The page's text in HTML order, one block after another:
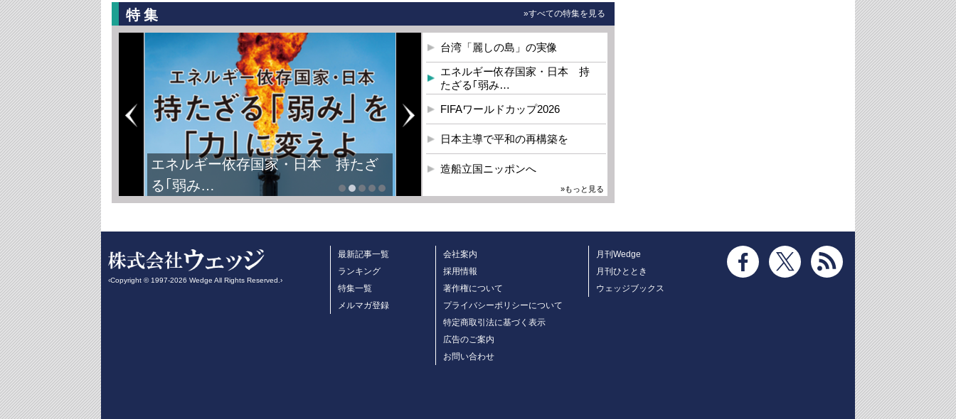
特集 »すべての特集を見る
エネルギー依存国家・日本 持たざ
る｢弱み…
台湾「麗しの島」の実像
エネルギー依存国家・日本 持
たざる｢弱み…
FIFAワールドカップ2026
日本主導で平和の再構築を
造船立国ニッポンへ
»もっと見る
‹Copyright © 1997-2026 Wedge All Rights Reserved.›
最新記事一覧
ランキング
特集一覧
メルマガ登録
会社案内
採用情報
著作権について
プライバシーポリシーについて
特定商取引法に基づく表示
広告のご案内
お問い合わせ
月刊Wedge
月刊ひととき
ウェッジブックス